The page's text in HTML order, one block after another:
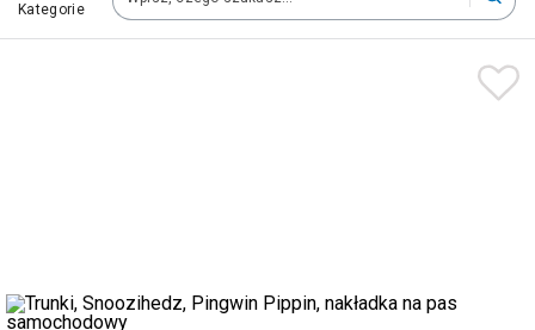
KategorieTwoje zamówienia dostarczymy na teren wybranego kraju.
Zapisz